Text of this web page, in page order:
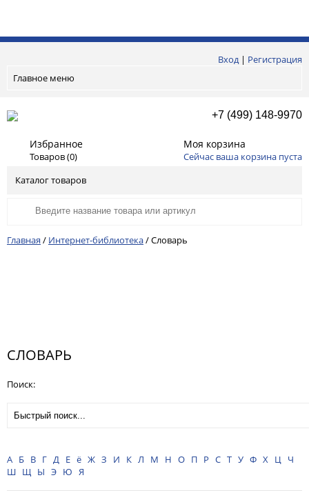
Вход| Регистрация
Главное меню
+7 (499) 148-9970
Избранное
Товаров (0)
Моя корзина
Сейчас ваша корзина пуста
Каталог товаров
Главная / Интернет-библиотека/Словарь
СЛОВАРЬ
Поиск:
А Б В Г Д Е ё Ж З И К Л М Н О П Р С Т У Ф Х Ц
Ч
Ш Щ Ы Э Ю Я